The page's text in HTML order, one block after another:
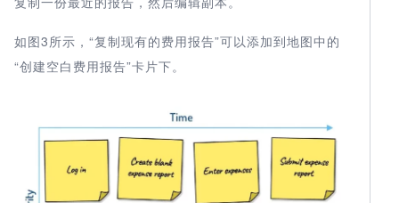
如图3所示，“复制现有的费用报告”可以添加到地图中的
“创建空白费用报告”卡片下。